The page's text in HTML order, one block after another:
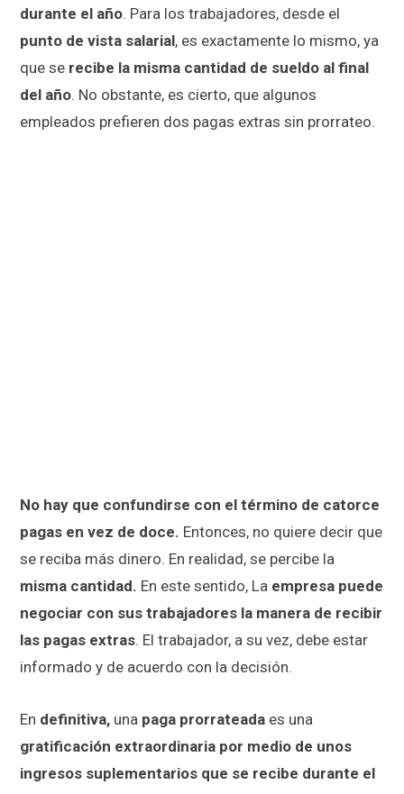
durante el año. Para los trabajadores, desde el
punto de vista salarial, es exactamente lo mismo, ya
que se recibe la misma cantidad de sueldo al final
del año. No obstante, es cierto, que algunos
empleados prefieren dos pagas extras sin prorrateo.
No hay que confundirse con el término de catorce
pagas en vez de doce. Entonces, no quiere decir que
se reciba más dinero. En realidad, se percibe la
misma cantidad. En este sentido, La empresa puede
negociar con sus trabajadores la manera de recibir
las pagas extras. El trabajador, a su vez, debe estar
informado y de acuerdo con la decisión.
En definitiva, una paga prorrateada es una
gratificación extraordinaria por medio de unos
ingresos suplementarios que se recibe durante el